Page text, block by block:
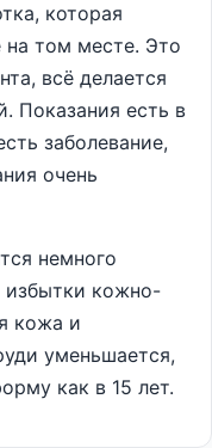
которая
на том месте. Это
всё делается
Показания есть в
заболевание,
очень
немного
избытки кожно-
кожа и
уменьшается,
как в 15 лет.